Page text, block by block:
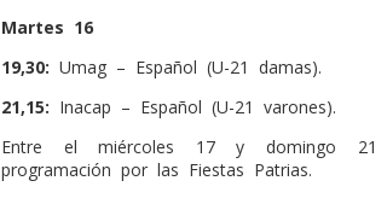
Martes 16
19,30: Umag – Español (U-21 damas).
21,15: Inacap – Español (U-21 varones).
Entre el miércoles 17 y domingo 21
programación por las Fiestas Patrias.